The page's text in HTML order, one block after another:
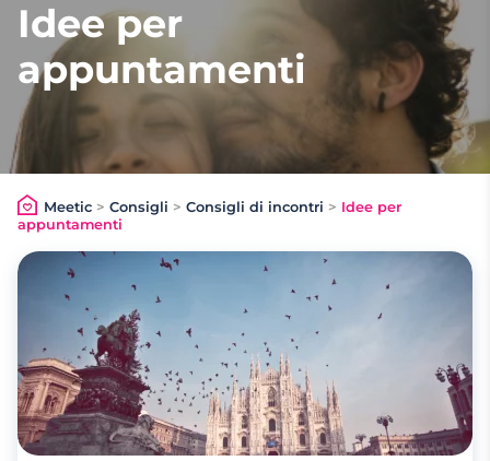
Idee per
appuntamenti
Meetic> Consigli > Consigli di incontri > Idee per
appuntamenti